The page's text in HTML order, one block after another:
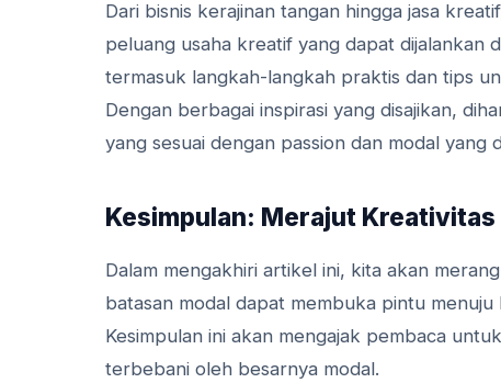
Dari bisnis kerajinan tangan hingga jasa
peluang usaha kreatif yang dapat dijalankan
termasuk langkah-langkah praktis dan tips
Dengan berbagai inspirasi yang disajikan,
yang sesuai dengan passion dan modal yang
Kesimpulan: Merajut Kreativitas
Dalam mengakhiri artikel ini, kita akan
batasan modal dapat membuka pintu menuju
Kesimpulan ini akan mengajak pembaca
terbebani oleh besarnya modal.